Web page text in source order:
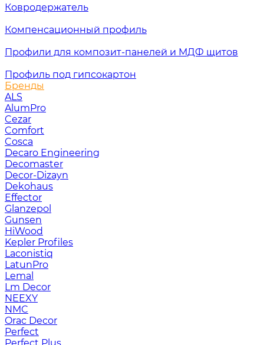
Ковродержатель
Компенсационный профиль
Профили для композит-панелей и МДФ щитов
Профиль под гипсокартон
Бренды
ALS
AlumPro
Cezar
Comfort
Cosca
Decaro Engineering
Decomaster
Decor-Dizayn
Dekohaus
Effector
Glanzepol
Gunsen
HiWood
Kepler Profiles
Laconistiq
LatunPro
Lemal
Lm Decor
NEEXY
NMC
Orac Decor
Perfect